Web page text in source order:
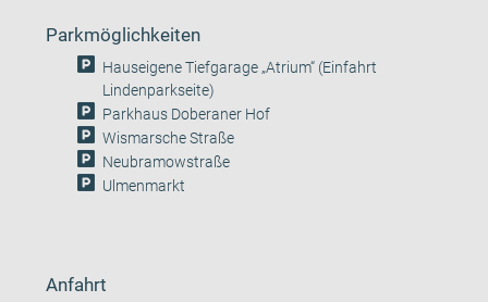
Parkmöglichkeiten
Hauseigene Tiefgarage „Atrium“ (Einfahrt
Lindenparkseite)
Parkhaus Doberaner Hof
Wismarsche Straße
Neubramowstraße
Ulmenmarkt
Anfahrt